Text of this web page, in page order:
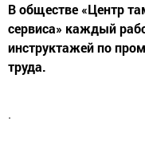
В обществе «Центр
сервиса» каждый
инструктажей по
труда.
.